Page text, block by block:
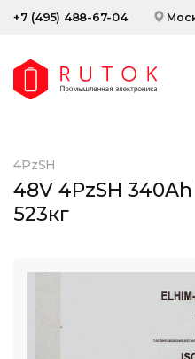
+7 (495) 488-67-04
АККУМУЛЯТОРЫ
СКИДКИ И АКЦИИ
4PzSH
48V 4PzSH
523кг